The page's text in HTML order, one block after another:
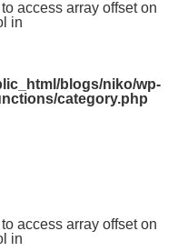
access array offset on
in
blogs/niko/wp-
category.php
access array offset on
in